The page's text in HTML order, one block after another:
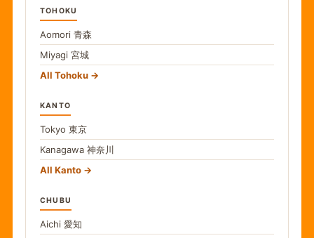
TOHOKU
Aomori 青森
Miyagi 宮城
All Tohoku
KANTO
Tokyo 東京
Kanagawa 神奈川
All Kanto
CHUBU
Aichi 愛知